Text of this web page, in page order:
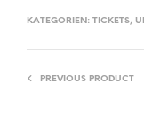
KATEGORIEN: TICKETS,
PREVIOUS PRODUCT